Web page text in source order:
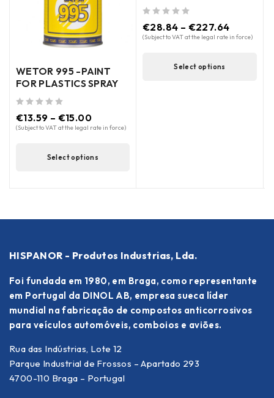
WETOR 995 -PAINT
FOR PLASTICS SPRAY
€13.59 – €15.00
(Subject to VAT at the legal rate in force)
Select options
€28.84 – €227.64
(Subject to VAT at the legal rate in force)
Select options
HISPANOR - Produtos Industrias, Lda.
Foi fundada em 1980, em Braga, como representante
em Portugal da DINOL AB, empresa sueca líder
mundial na fabricação de compostos anticorrosivos
para veículos automóveis, comboios e aviões.
Rua das Indústrias, Lote 12
Parque Industrial de Frossos – Apartado 293
4700-110 Braga – Portugal